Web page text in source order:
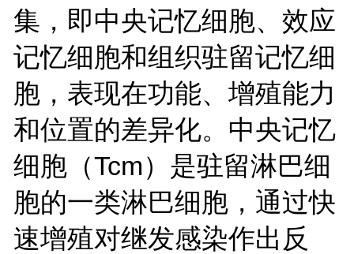
集，即中央记忆细胞、效应
记忆细胞和组织驻留记忆细
胞，表现在功能、增殖能力
和位置的差异化。中央记忆
细胞（Tcm）是驻留淋巴细
胞的一类淋巴细胞，通过快
速增殖对继发感染作出反